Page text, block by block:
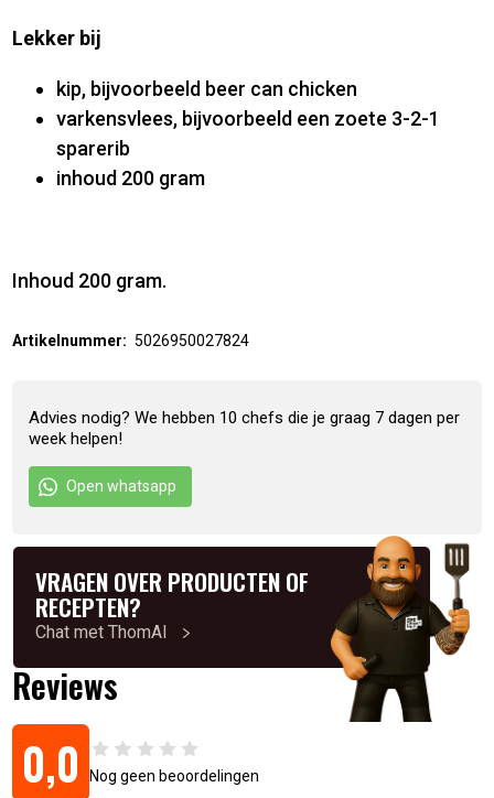
Lekker bij
kip, bijvoorbeeld beer can chicken
varkensvlees, bijvoorbeeld een zoete 3-2-1
sparerib
inhoud 200 gram
Inhoud 200 gram.
Artikelnummer: 5026950027824
Advies nodig? We hebben 10 chefs die je graag 7 dagen per
week helpen!
Open whatsapp
VRAGEN OVER PRODUCTEN OF
RECEPTEN?
Chat met ThomAI
Reviews
0,0 Nog geen beoordelingen